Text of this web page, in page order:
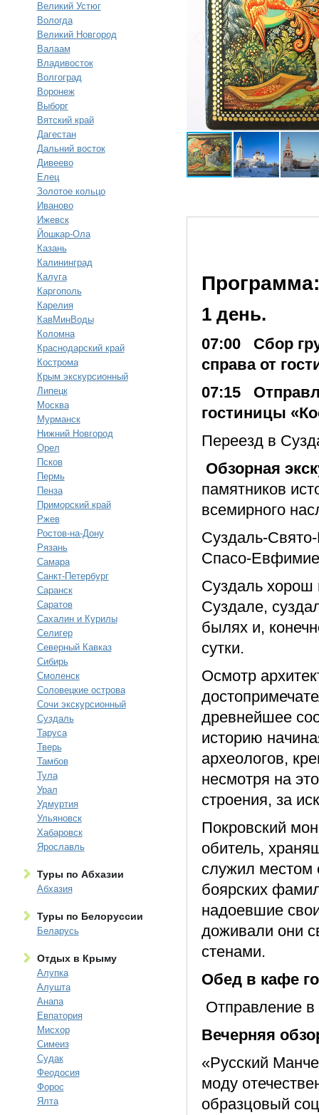
Великий Устюг
Вологда
Великий Новгород
Валаам
Владивосток
Волгоград
Воронеж
Выборг
Вятский край
Дагестан
Дальний восток
Дивеево
Елец
Золотое кольцо
Иваново
Ижевск
Йошкар-Ола
Казань
Калининград
Калуга
Каргополь
Карелия
КавМинВоды
Коломна
Краснодарский край
Кострома
Крым экскурсионный
Липецк
Москва
Мурманск
Нижний Новгород
Орел
Псков
Пермь
Пенза
Приморский край
Ржев
Ростов-на-Дону
Рязань
Самара
Санкт-Петербург
Саранск
Саратов
Сахалин и Курилы
Селигер
Северный Кавказ
Сибирь
Смоленск
Соловецкие острова
Сочи экскурсионный
Суздаль
Таруса
Тверь
Тамбов
Тула
Урал
Удмуртия
Ульяновск
Хабаровск
Ярославль
Туры по Абхазии
Абхазия
Туры по Белоруссии
Беларусь
Отдых в Крыму
Алупка
Алушта
Анапа
Евпатория
Мисхор
Симеиз
Судак
Феодосия
Форос
Ялта
Программа:
1 день.
07:00 Сбор
справа от
07:15
гостиницы
Переезд в
Обзорная
памятников
всемирного
Суздаль-
Спасо-
Суздаль хорош
Суздале,
былях и,
сутки.
Осмотр
древнейшее
историю
археологов,
несмотря на
строения, за
Покровский
обитель,
служил местом
боярских
надоевшие
доживали они
стенами.
Обед в кафе
Отправление
Вечерняя
«Русский
моду
образцовый